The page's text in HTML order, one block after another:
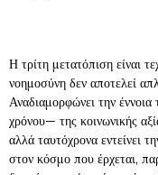
Η τρίτη μετατόπιση είναι
νοημοσύνη δεν αποτελεί
Αναδιαμορφώνει την
χρόνου— της κοινωνικής
αλλά ταυτόχρονα εντείνει
στον κόσμο που έρχεται,